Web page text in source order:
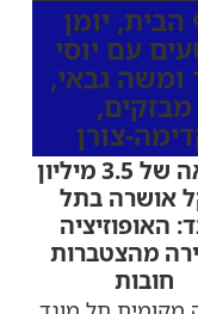
,יומן
יוסי
גבאי,
,
צורן
הלוואה של 3.5 מיליון
בתל